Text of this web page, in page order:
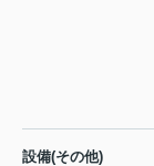
設備(その他)